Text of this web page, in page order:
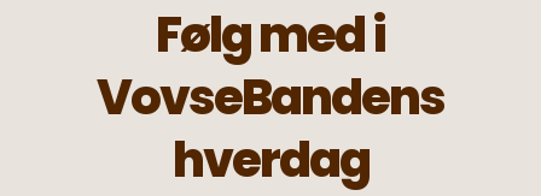
Følg med i
VovseBandens
hverdag